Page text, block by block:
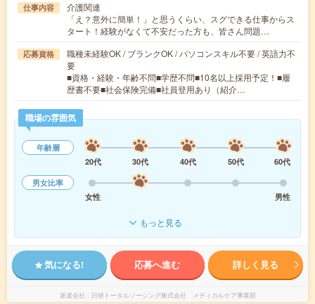
仕事内容
介護関連
「え？意外に簡単！」と思うくらい、スグできる仕事からス
タート！経験がなくて不安だった方も、皆さん問題…
応募資格
職種未経験OK / ブランクOK / パソコンスキル不要 / 英語力不
要
■資格・経験・年齢不問■学歴不問■10名以上採用予定！■履
歴書不要■社会保険完備■社員登用あり（紹介…
職場の雰囲気
年齢層
20代
30代 40代 50代
60代
男女比率
女性
男性
もっと見る
気になる! 応募へ進む 詳しく見る
派遣会社 日研トータルソーシング株式会社 メディカルケア事業部